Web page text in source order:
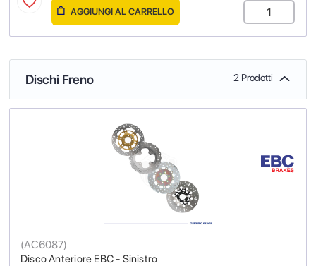
AGGIUNGI AL CARRELLO
Dischi Freno 2 Prodotti
Disco Anteriore EBC - Sinistro
(AC6087)